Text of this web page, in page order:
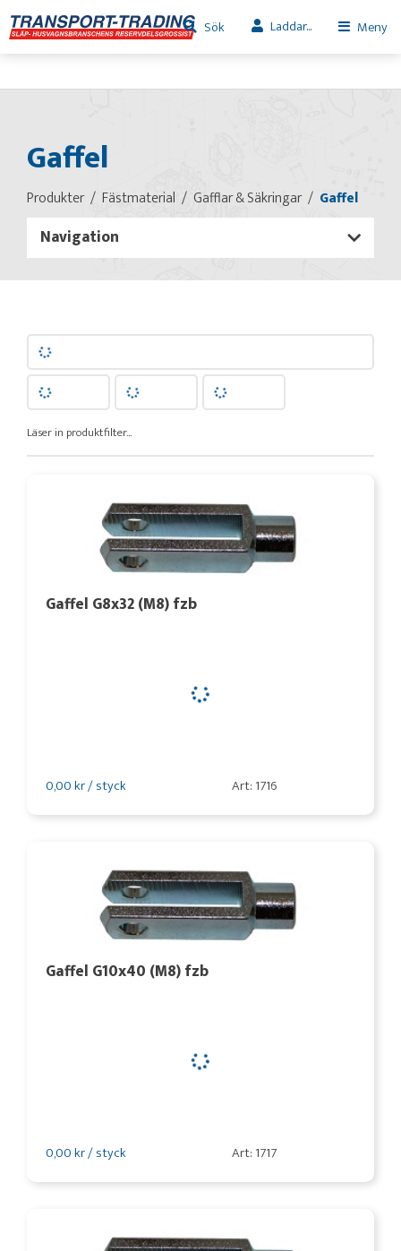
Sök Laddar... Meny
Gaffel
Produkter Fästmaterial Gafflar & Säkringar Gaffel
Navigation
Läser in produktfilter...
Gaffel G8x32 (M8) fzb
0,00 kr / styck Art: 1716
Gaffel G10x40 (M8) fzb
0,00 kr / styck Art: 1717